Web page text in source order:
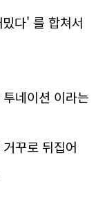
다' 를 합쳐서
네이션 이라는
꾸로 뒤집어